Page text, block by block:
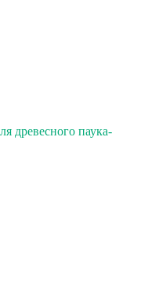
древесного паука-